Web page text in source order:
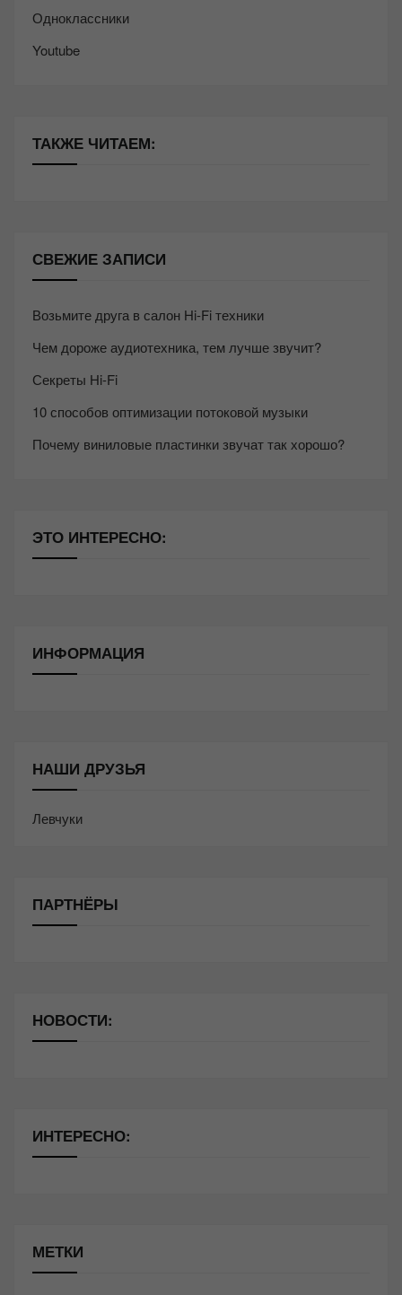
Одноклассники
Youtube
ТАКЖЕ ЧИТАЕМ:
СВЕЖИЕ ЗАПИСИ
Возьмите друга в салон Hi-Fi техники
Чем дороже аудиотехника, тем лучше звучит?
Секреты Hi-Fi
10 способов оптимизации потоковой музыки
Почему виниловые пластинки звучат так хорошо?
ЭТО ИНТЕРЕСНО:
ИНФОРМАЦИЯ
НАШИ ДРУЗЬЯ
Левчуки
ПАРТНЁРЫ
НОВОСТИ:
ИНТЕРЕСНО:
МЕТКИ